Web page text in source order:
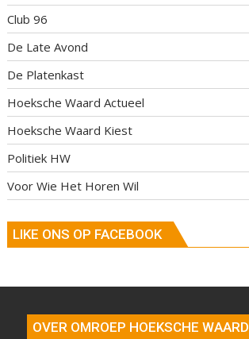
Club 96
De Late Avond
De Platenkast
Hoeksche Waard Actueel
Hoeksche Waard Kiest
Politiek HW
Voor Wie Het Horen Wil
LIKE ONS OP FACEBOOK
OVER OMROEP HOEKSCHE WAARD